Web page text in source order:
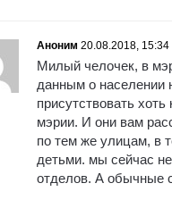
Аноним 20.08.2018, 15:34
Милый челочек, в
данным о населении
присутствовать
мэрии. И они вам
по тем же улицам, в
детьми. мы сейчас
отделов. А обычные